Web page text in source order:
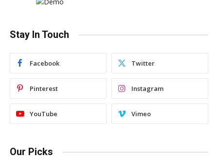
Stay In Touch
Facebook Twitter
Pinterest Instagram
YouTube Vimeo
Our Picks